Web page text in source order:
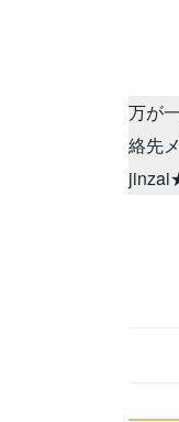
万が
絡先